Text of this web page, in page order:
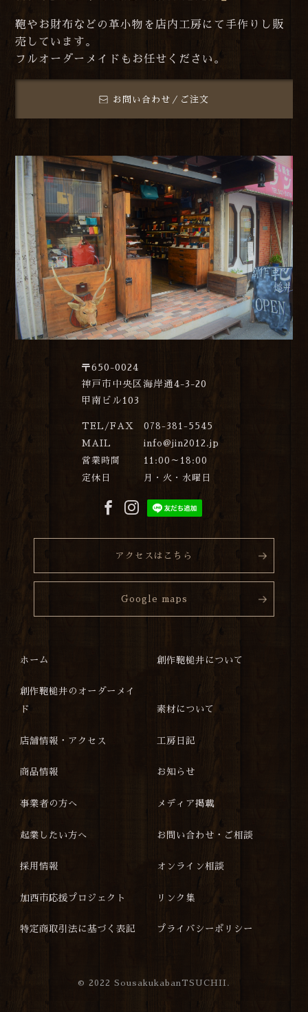
鞄やお財布などの革小物を店内工房にて手作りし販
売しています。
フルオーダーメイドもお任せください。
お問い合わせ／ご注文
〒650-0024
神戸市中央区海岸通4-3-20
甲南ビル103
TEL/FAX
078-381-5545
MAIL
info@jin2012.jp
営業時間
11:00～18:00
定休日
月・火・水曜日
アクセスはこちら
Google maps
ホーム 創作鞄槌井について
創作鞄槌井のオーダーメイ
ド
素材について
店舗情報・アクセス 工房日記
商品情報 お知らせ
事業者の方へ メディア掲載
起業したい方へ お問い合わせ・ご相談
採用情報 オンライン相談
加西市応援プロジェクト リンク集
特定商取引法に基づく表記 プライバシーポリシー
© 2022 SousakukabanTSUCHII.